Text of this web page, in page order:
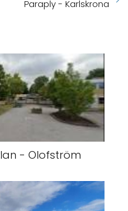
Paraply - Karlskrona
- Olofström